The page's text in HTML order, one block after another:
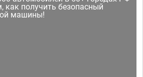
как получить безопасный
машины!